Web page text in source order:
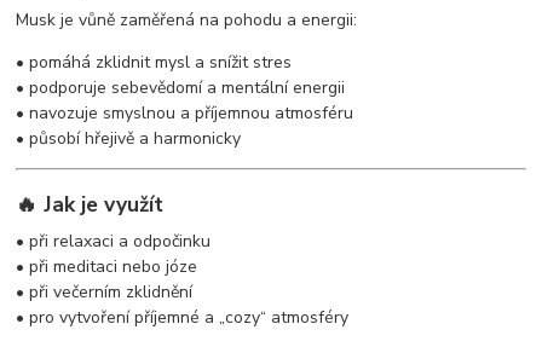
Musk je vůně zaměřená na pohodu a energii:
• pomáhá zklidnit mysl a snížit stres
• podporuje sebevědomí a mentální energii
• navozuje smyslnou a příjemnou atmosféru
• působí hřejivě a harmonicky
🔥 Jak je využít
• při relaxaci a odpočinku
• při meditaci nebo józe
• při večerním zklidnění
• pro vytvoření příjemné a „cozy“ atmosféry